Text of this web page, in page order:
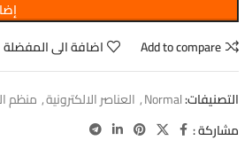
Add to compare
اضافة الى المفضلة
التصنيفات:Normal
, العناصر الالكترونية, منظم
مشاركة :